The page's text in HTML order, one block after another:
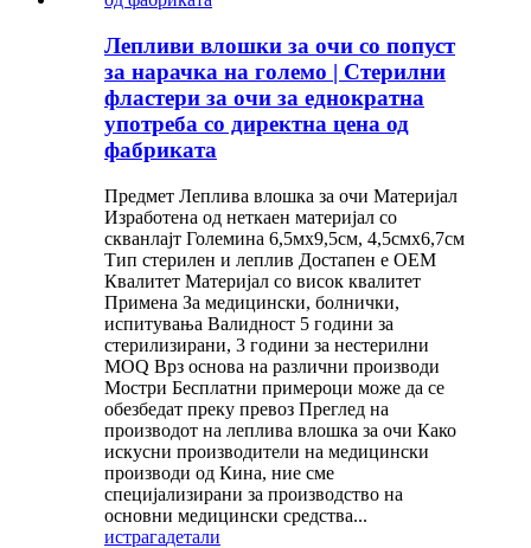
Лепливи влошки за очи со попуст
за нарачка на големо | Стерилни
фластери за очи за еднократна
употреба со директна цена од
фабриката
Предмет Леплива влошка за очи Материјал
Изработена од неткаен материјал со
скванлајт Големина 6,5мx9,5см, 4,5смx6,7см
Тип стерилен и леплив Достапен е OEM
Квалитет Материјал со висок квалитет
Примена За медицински, болнички,
испитувања Валидност 5 години за
стерилизирани, 3 години за нестерилни
MOQ Врз основа на различни производи
Мостри Бесплатни примероци може да се
обезбедат преку превоз Преглед на
производот на леплива влошка за очи Како
искусни производители на медицински
производи од Кина, ние сме
специјализирани за производство на
основни медицински средства...
истрагадетали